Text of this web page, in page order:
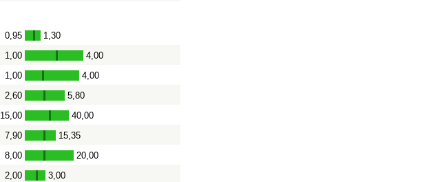
0,95 - 1,30
1,00 - 4,00
1,00 - 4,00
2,60 - 5,80
15,00 - 40,00
7,90 - 15,35
8,00 - 20,00
2,00 - 3,00